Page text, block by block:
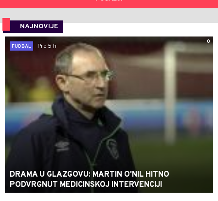
NAJNOVIJE
0
FUDBAL
Pre 5 h
DRAMA U GLAZGOVU: MARTIN O'NIL HITNO
PODVRGNUT MEDICINSKOJ INTERVENCIJI